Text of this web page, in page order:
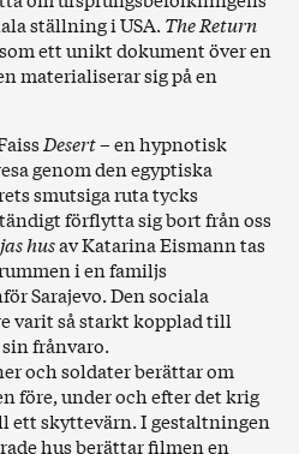
ställning i USA. The Return
ett unikt dokument över en
materialiserar sig på en
Desert– en hypnotisk
genom den egyptiska
smutsiga ruta tycks
förflytta sig bort från oss
husav Katarina Eismann tas
i en familjs
Sarajevo. Den sociala
varit så starkt kopplad till
frånvaro.
och soldater berättar om
före, under och efter det krig
ett skyttevärn. I gestaltningen
hus berättar filmen en